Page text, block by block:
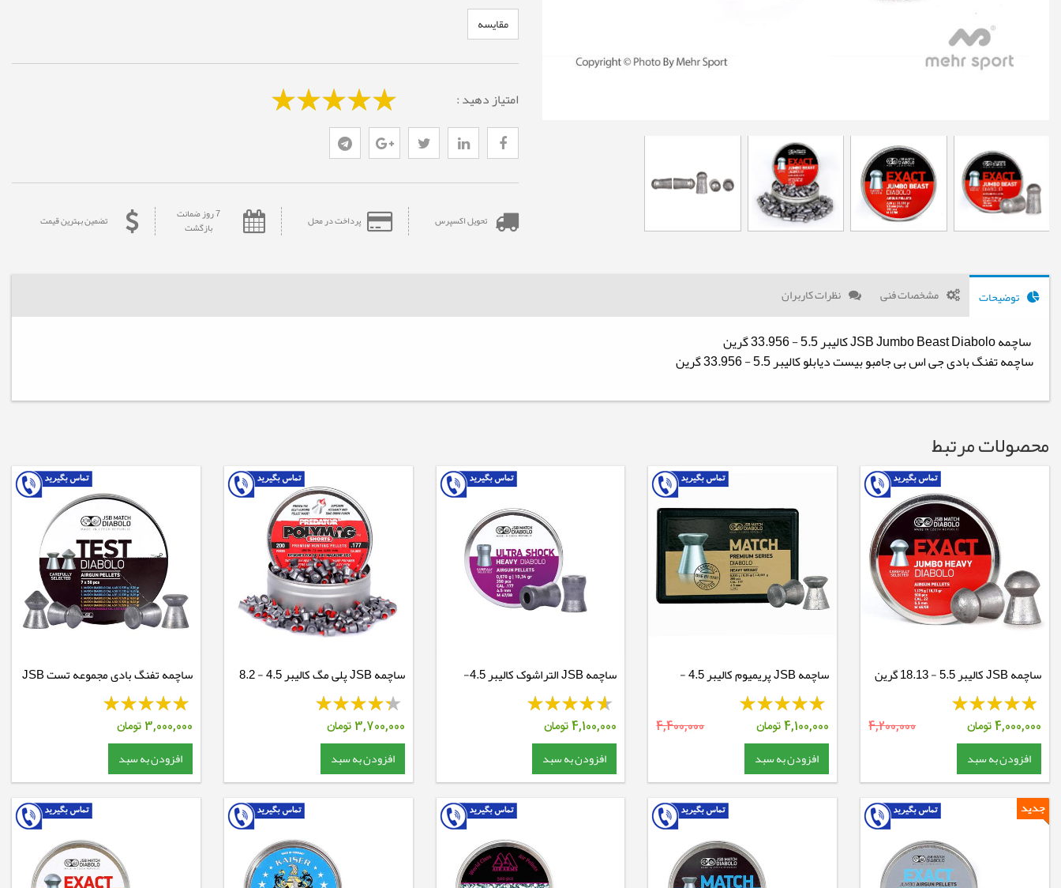
مقایسه
امتیاز دهید :
تحویل اکسپرس پرداخت در محل 7 روز ضمانت
بازگشت تضمین بهترین قیمت
توضیحات مشخصات فنی نظرات کاربران
ساچمه JSB Jumbo Beast Diabolo کالیبر 5.5 - 33.956 گرین
ساچمه تفنگ بادی جی اس بی جامبو بیست دیابلو کالیبر 5.5 - 33.956 گرین
محصولات مرتبط
ساچمه JSB کالیبر 5.5 - 18.13 گرین
4,000,000تومان 4,200,000
افزودن به سبد
ساچمه JSB پریمیوم کالیبر 4.5 -
8.26 گرین
4,100,000تومان 4,400,000
افزودن به سبد
ساچمه JSB التراشوک کالیبر 4.5-
10.34 گرین
4,100,000تومان
افزودن به سبد
ساچمه JSB پلی مگ کالیبر 4.5 - 8.2
گرین
3,700,000تومان
افزودن به سبد
ساچمه تفنگ بادی مجموعه تست JSB
Match Diabolo
3,000,000تومان
افزودن به سبد